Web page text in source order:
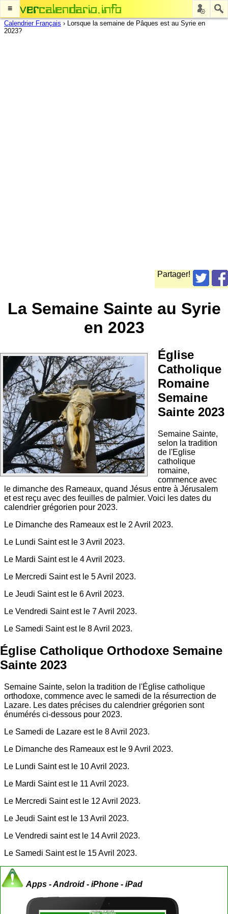
≡
Calendrier Français › Lorsque la semaine de Pâques est au Syrie en
2023?
Partager!
La Semaine Sainte au Syrie
en 2023
Église
Catholique
Romaine
Semaine
Sainte 2023
Semaine Sainte,
selon la tradition
de l'Eglise
catholique
romaine,
commence avec
le dimanche des Rameaux, quand Jésus entre à Jérusalem
et est reçu avec des feuilles de palmier. Voici les dates du
calendrier grégorien pour 2023.
Le Dimanche des Rameaux est le 2 Avril 2023.
Le Lundi Saint est le 3 Avril 2023.
Le Mardi Saint est le 4 Avril 2023.
Le Mercredi Saint est le 5 Avril 2023.
Le Jeudi Saint est le 6 Avril 2023.
Le Vendredi Saint est le 7 Avril 2023.
Le Samedi Saint est le 8 Avril 2023.
Église Catholique Orthodoxe Semaine
Sainte 2023
Semaine Sainte, selon la tradition de l'Église catholique
orthodoxe, commence avec le samedi de la résurrection de
Lazare. Les dates précises du calendrier grégorien sont
énumérés ci-dessous pour 2023.
Le Samedi de Lazare est le 8 Avril 2023.
Le Dimanche des Rameaux est le 9 Avril 2023.
Le Lundi Saint est le 10 Avril 2023.
Le Mardi Saint est le 11 Avril 2023.
Le Mercredi Saint est le 12 Avril 2023.
Le Jeudi Saint est le 13 Avril 2023.
Le Vendredi saint est le 14 Avril 2023.
Le Samedi Saint est le 15 Avril 2023.
Apps - Android - iPhone - iPad